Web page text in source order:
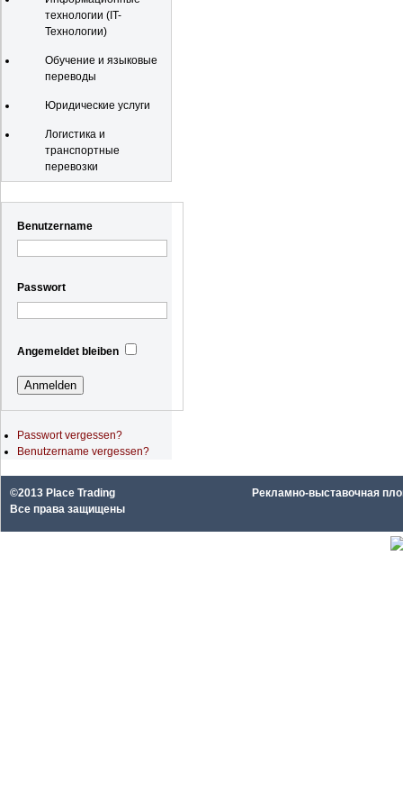
технологии (IT-
Технологии)
Обучение и языковые
переводы
Юридические услуги
Логистика и
транспортные
перевозки
Benutzername
Passwort
Angemeldet bleiben
Passwort vergessen?
Benutzername vergessen?
©2013 Place Trading
Все права защищены
Рекламно-выставочная